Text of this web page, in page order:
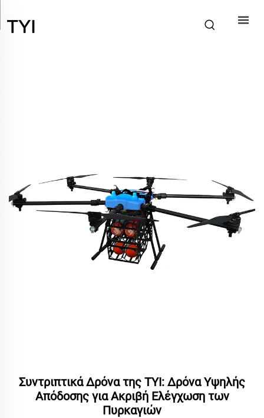
Συντριπτικά Δρόνα της TYI: Δρόνα Υψηλής
Απόδοσης για Ακριβή Ελέγχωση των
Πυρκαγιών